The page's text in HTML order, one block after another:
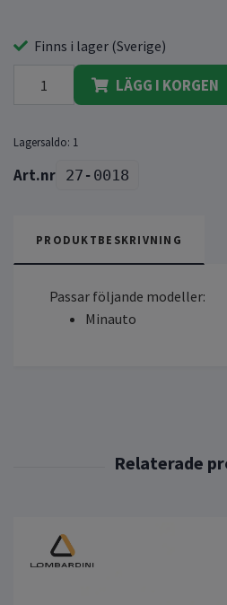
Finns i lager (Sverige)
LÄGG I KORGEN
Lagersaldo: 1
27-0018
PRODUKTBESKRIVNING
Passar följande modeller:
Minauto